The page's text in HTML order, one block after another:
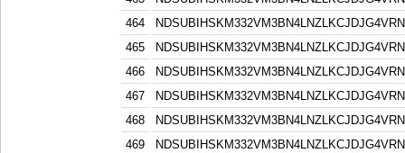
464
465
466
467
468
469